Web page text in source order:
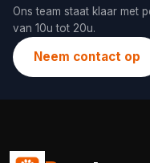
Ons team staat klaar met
van 10u tot 20u.
Neem contact op